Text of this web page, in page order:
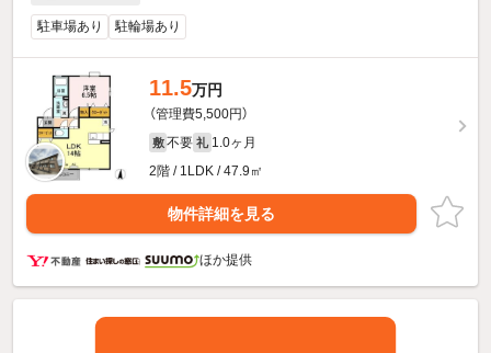
駐車場あり 駐輪場あり
11.5万円
（管理費5,500円）
敷 不要 礼 1.0ヶ月
2階 / 1LDK / 47.9㎡
物件詳細を見る
ほか提供